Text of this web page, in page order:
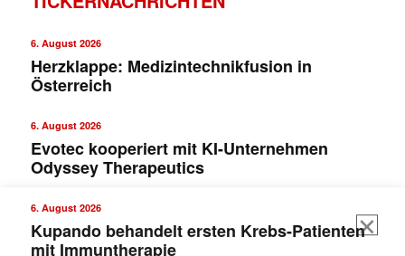
6. August 2026
Herzklappe: Medizintechnikfusion in
Österreich
6. August 2026
Evotec kooperiert mit KI-Unternehmen
Odyssey Therapeutics
6. August 2026
Kupando behandelt ersten Krebs-Patienten
mit Immuntherapie